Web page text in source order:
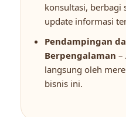
konsultasi, berbagi
update informasi
Pendampingan
Berpengalaman –
langsung oleh
bisnis ini.